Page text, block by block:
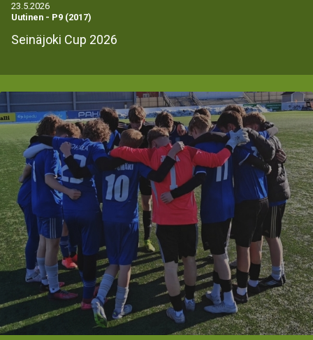
23.5.2026
Uutinen - P9 (2017)
Seinäjoki Cup 2026